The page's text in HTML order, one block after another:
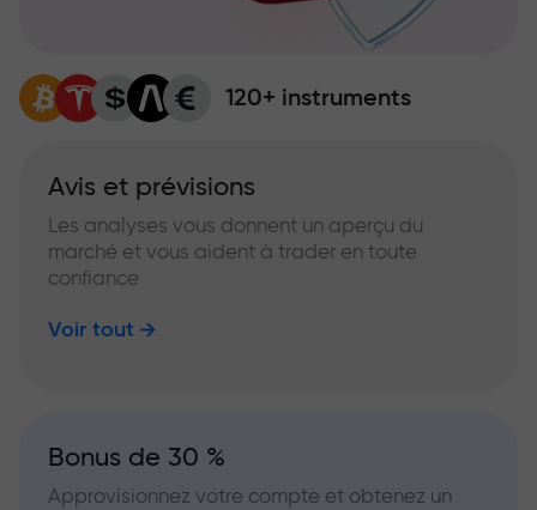
120+ instruments
Avis et prévisions
Les analyses vous donnent un aperçu du
marché et vous aident à trader en toute
confiance
Voir tout
Bonus de 30 %
Approvisionnez votre compte et obtenez un